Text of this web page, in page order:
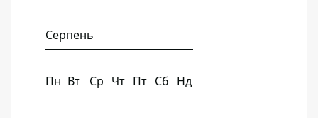
Серпень
Пн Вт Ср Чт Пт Сб Нд